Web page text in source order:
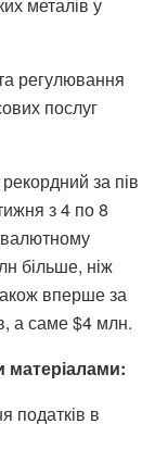
металів у
регулювання
послуг
за пів
з 4 по 8
більше, ніж
вперше за
а саме $4 млн.
податків в